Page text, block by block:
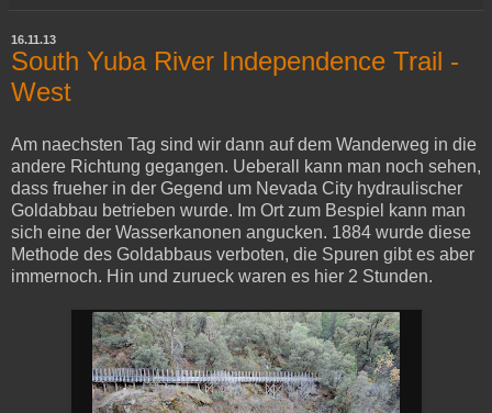
16.11.13
South Yuba River Independence Trail -
West
Am naechsten Tag sind wir dann auf dem Wanderweg in die
andere Richtung gegangen. Ueberall kann man noch sehen,
dass frueher in der Gegend um Nevada City hydraulischer
Goldabbau betrieben wurde. Im Ort zum Bespiel kann man
sich eine der Wasserkanonen angucken. 1884 wurde diese
Methode des Goldabbaus verboten, die Spuren gibt es aber
immernoch. Hin und zurueck waren es hier 2 Stunden.